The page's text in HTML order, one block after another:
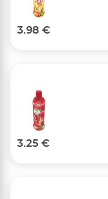
3.98 €
3.25 €